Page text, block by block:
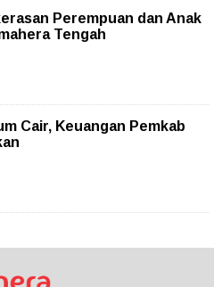
Perempuan dan Anak
Tengah
Cair, Keuangan Pemkab